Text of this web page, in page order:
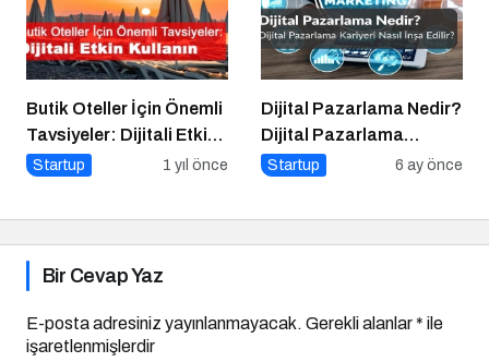
Butik Oteller İçin Önemli
Tavsiyeler: Dijitali Etkin
Kullanın
Startup 1 yıl önce
Dijital Pazarlama Nedir?
Dijital Pazarlama
Kariyeri Nasıl İnşa Edilir?
Startup 6 ay önce
Bir Cevap Yaz
E-posta adresiniz yayınlanmayacak. Gerekli alanlar* ile
işaretlenmişlerdir